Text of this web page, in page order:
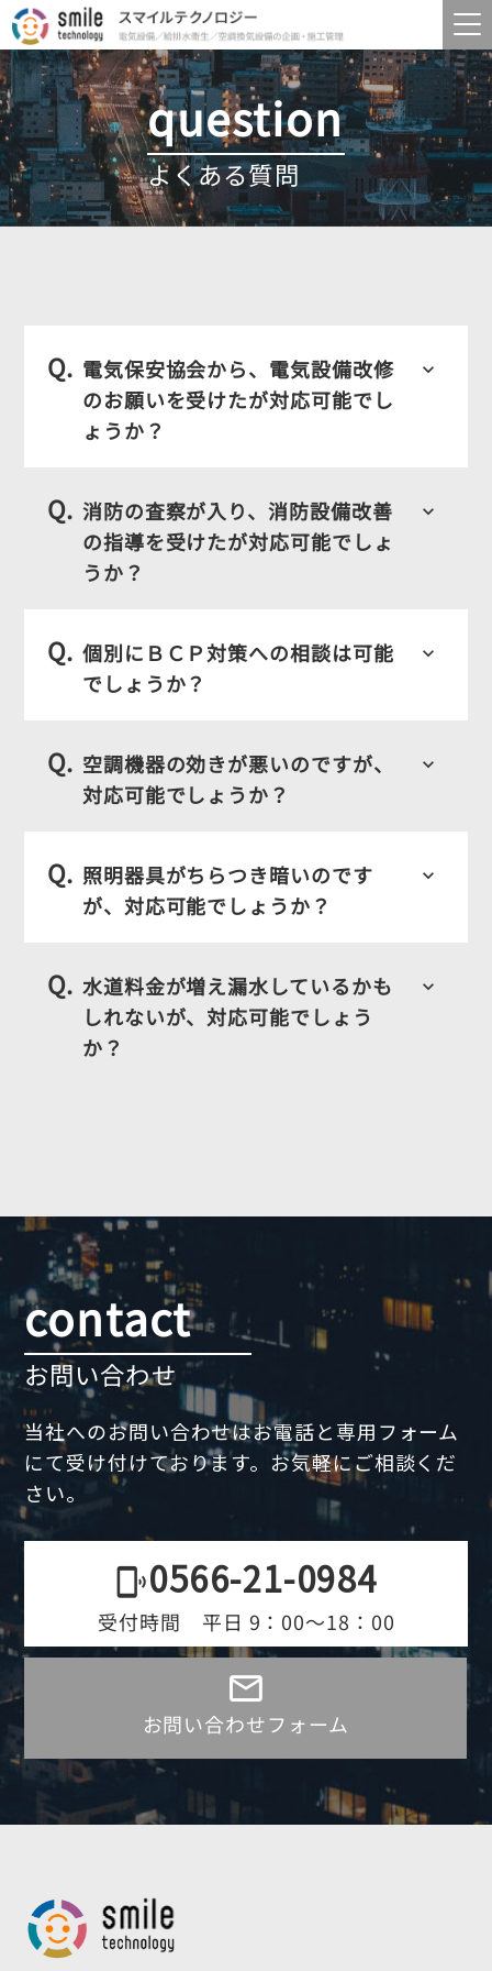
question
よくある質問
Q. 電気保安協会から、電気設備改修
のお願いを受けたが対応可能でし
ょうか？
keyboard_arrow_down
Q. 消防の査察が入り、消防設備改善
の指導を受けたが対応可能でしょ
うか？
keyboard_arrow_down
Q. 個別にＢＣＰ対策への相談は可能
でしょうか？
keyboard_arrow_down
Q. 空調機器の効きが悪いのですが、
対応可能でしょうか？
keyboard_arrow_down
Q. 照明器具がちらつき暗いのです
が、対応可能でしょうか？
keyboard_arrow_down
Q. 水道料金が増え漏水しているかも
しれないが、対応可能でしょう
か？
keyboard_arrow_down
contact
お問い合わせ
当社へのお問い合わせはお電話と専用フォーム
にて受け付けております。お気軽にご相談くだ
さい。
phonelink_ring0566-21-0984
受付時間 平日 9：00～18：00
mail_outline
お問い合わせフォーム
navigate_next
navigate_next
navigate_next
navigate_next
navigate_next
navigate_next
お電話からのお問い合わせ
受付時間 平日 9：00～18：00